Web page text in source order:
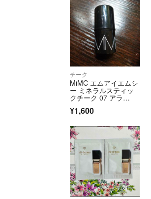
チーク
MiMC エムアイエムシ
ー ミネラルスティッ
クチーク 07 アラ…
¥1,600